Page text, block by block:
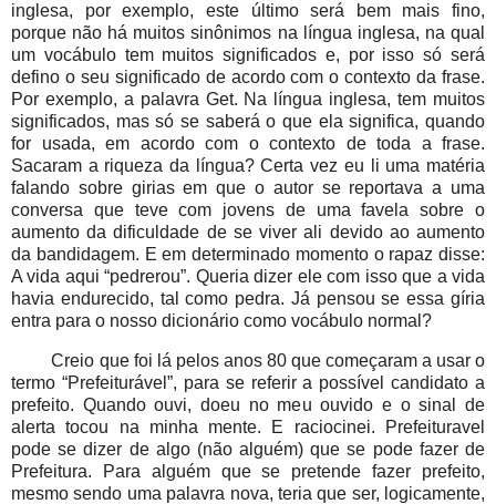
inglesa, por exemplo, este último será bem mais fino,
porque não há muitos sinônimos na língua inglesa, na qual
um vocábulo tem muitos significados e, por isso só será
defino o seu significado de acordo com o contexto da frase.
Por exemplo, a palavra Get. Na língua inglesa, tem muitos
significados, mas só se saberá o que ela significa, quando
for usada, em acordo com o contexto de toda a frase.
Sacaram a riqueza da língua? Certa vez eu li uma matéria
falando sobre girias em que o autor se reportava a uma
conversa que teve com jovens de uma favela sobre o
aumento da dificuldade de se viver ali devido ao aumento
da bandidagem. E em determinado momento o rapaz disse:
A vida aqui “pedrerou”. Queria dizer ele com isso que a vida
havia endurecido, tal como pedra. Já pensou se essa gíria
entra para o nosso dicionário como vocábulo normal?
Creio que foi lá pelos anos 80 que começaram a usar o
termo “Prefeiturável”, para se referir a possível candidato a
prefeito. Quando ouvi, doeu no meu ouvido e o sinal de
alerta tocou na minha mente. E raciocinei. Prefeituravel
pode se dizer de algo (não alguém) que se pode fazer de
Prefeitura. Para alguém que se pretende fazer prefeito,
mesmo sendo uma palavra nova, teria que ser, logicamente,